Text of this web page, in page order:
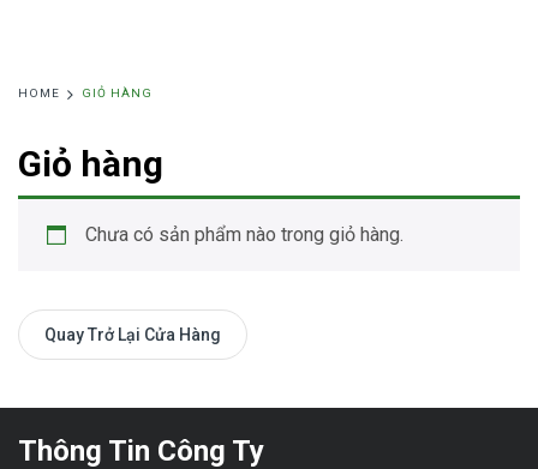
HOME GIỎ HÀNG
Giỏ hàng
Chưa có sản phẩm nào trong giỏ hàng.
Quay Trở Lại Cửa Hàng
Thông Tin Công Ty